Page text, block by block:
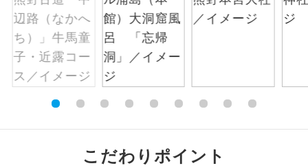
こだわりポイント
露天風呂
ご宿泊ホテルに露天風呂が付いていま
す。
大浴場 ご宿泊ホテルに大浴場が付いています。
全食事付き
全てのお食事が付いていますので、お食
事の心配はいりません。（機内食を除
だけます。